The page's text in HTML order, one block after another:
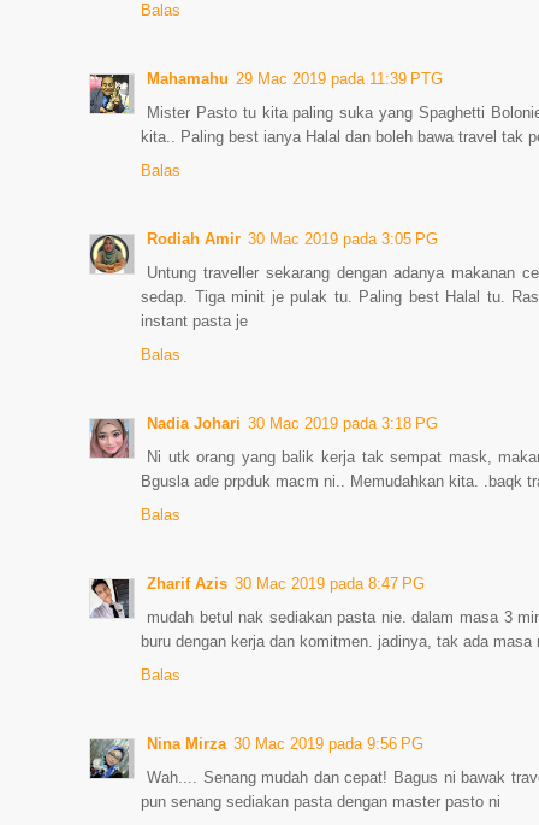
Balas
Mahamahu 29 Mac 2019 pada 11:39 PTG
Mister Pasto tu kita paling suka yang Spaghetti
kita.. Paling best ianya Halal dan boleh bawa travel tak
Balas
Rodiah Amir 30 Mac 2019 pada 3:05 PG
Untung traveller sekarang dengan adanya makanan
sedap. Tiga minit je pulak tu. Paling best Halal tu.
instant pasta je
Balas
Nadia Johari 30 Mac 2019 pada 3:18 PG
Ni utk orang yang balik kerja tak sempat mask,
Bgusla ade prpduk macm ni.. Memudahkan kita. .baqk
Balas
Zharif Azis 30 Mac 2019 pada 8:47 PG
mudah betul nak sediakan pasta nie. dalam masa 3
buru dengan kerja dan komitmen. jadinya, tak ada
Balas
Nina Mirza 30 Mac 2019 pada 9:56 PG
Wah.... Senang mudah dan cepat! Bagus ni bawak
pun senang sediakan pasta dengan master pasto ni